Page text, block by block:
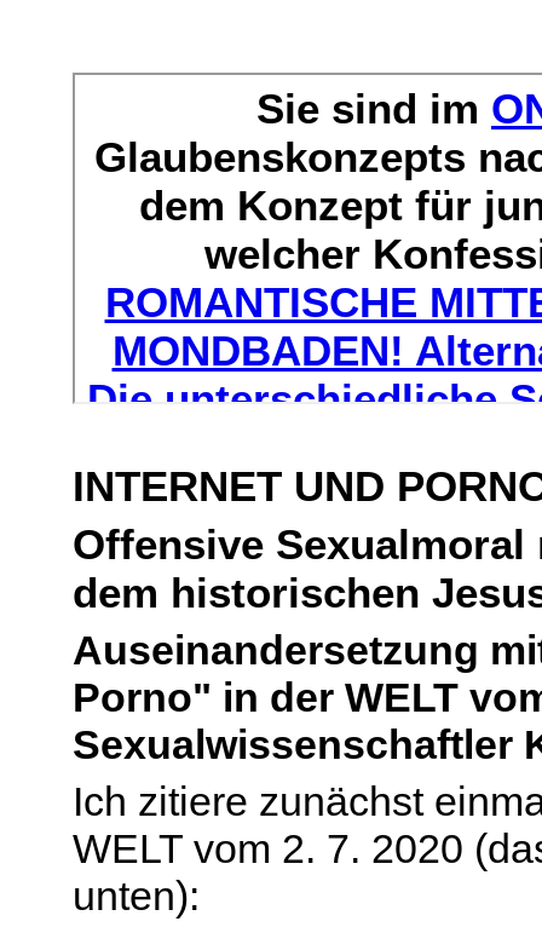
INTERNET UND
Offensive
dem historischen
Auseinandersetzung
Porno" in der WELT
Sexualwissenschaftler
Ich zitiere zunächst
WELT vom 2. 7. 2020
unten):